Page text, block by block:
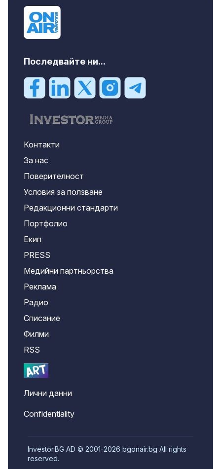
Последвайте ни...
Контакти
За нас
Поверителност
Условия за ползване
Редакционни стандарти
Портфолио
Екип
PRESS
Медийни партньорства
Реклама
Радио
Списание
Филми
RSS
Лични данни
Confidentiality
Investor.BG AD © 2001-2026 bgonair.bg All rights
reserved.